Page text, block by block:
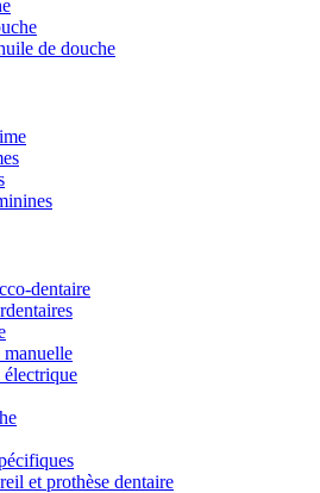
de douche
dentaire
manuelle
électrique
et prothèse dentaire